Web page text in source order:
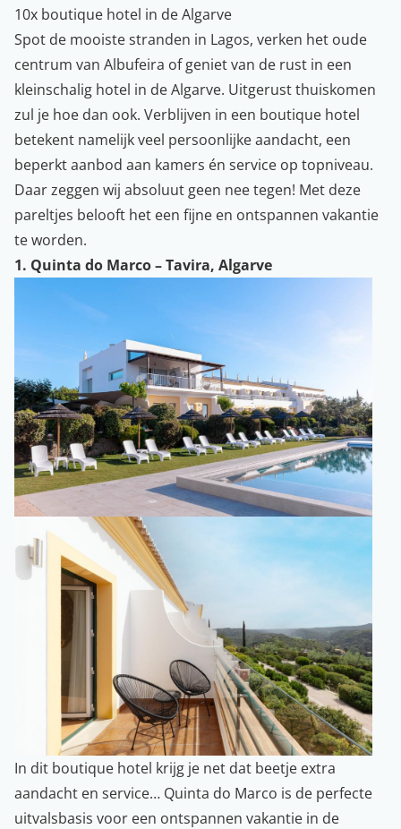
10x boutique hotel in de Algarve
Spot de mooiste stranden in Lagos, verken het oude
centrum van Albufeira of geniet van de rust in een
kleinschalig hotel in de Algarve. Uitgerust thuiskomen
zul je hoe dan ook. Verblijven in een boutique hotel
betekent namelijk veel persoonlijke aandacht, een
beperkt aanbod aan kamers én service op topniveau.
Daar zeggen wij absoluut geen nee tegen! Met deze
pareltjes belooft het een fijne en ontspannen vakantie
te worden.
1. Quinta do Marco – Tavira, Algarve
In dit boutique hotel krijg je net dat beetje extra
aandacht en service… Quinta do Marco is de perfecte
uitvalsbasis voor een ontspannen vakantie in de